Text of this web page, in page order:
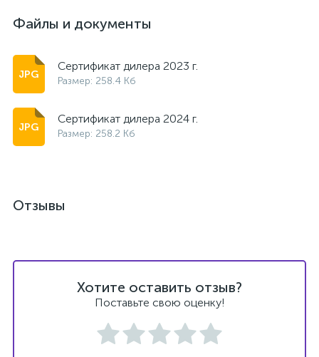
Файлы и документы
Сертификат дилера 2023 г.
Размер: 258.4 Кб
Сертификат дилера 2024 г.
Размер: 258.2 Кб
Отзывы
Хотите оставить отзыв?
Поставьте свою оценку!